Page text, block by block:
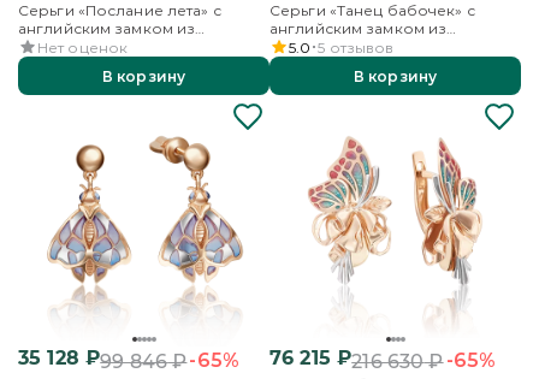
Серьги «Послание лета» с
английским замком из
красного золота с эмалью
Нет оценок
В корзину
Серьги «Танец бабочек» с
английским замком из
красного золота с эмалью
5.0 5 отзывов
В корзину
35 128 ₽99 846₽-65% 76 215 ₽216 630₽-65%